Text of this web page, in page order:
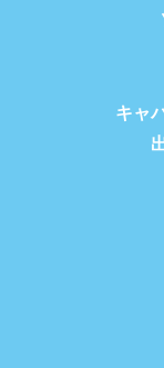
キャ